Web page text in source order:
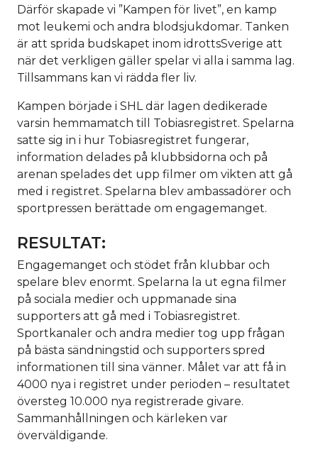
Därför skapade vi ”Kampen för livet”, en kamp
mot leukemi och andra blodsjukdomar. Tanken
är att sprida budskapet inom idrottsSverige att
när det verkligen gäller spelar vi alla i samma lag.
Tillsammans kan vi rädda fler liv.
Kampen började i SHL där lagen dedikerade
varsin hemmamatch till Tobiasregistret. Spelarna
satte sig in i hur Tobiasregistret fungerar,
information delades på klubbsidorna och på
arenan spelades det upp filmer om vikten att gå
med i registret. Spelarna blev ambassadörer och
sportpressen berättade om engagemanget.
RESULTAT:
Engagemanget och stödet från klubbar och
spelare blev enormt. Spelarna la ut egna filmer
på sociala medier och uppmanade sina
supporters att gå med i Tobiasregistret.
Sportkanaler och andra medier tog upp frågan
på bästa sändningstid och supporters spred
informationen till sina vänner. Målet var att få in
4000 nya i registret under perioden – resultatet
översteg 10.000 nya registrerade givare.
Sammanhållningen och kärleken var
överväldigande.